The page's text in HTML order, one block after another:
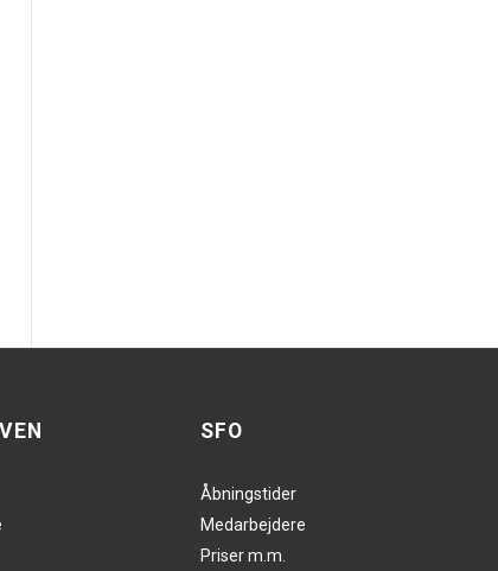
SFO
Åbningstider
Medarbejdere
Priser m.m.